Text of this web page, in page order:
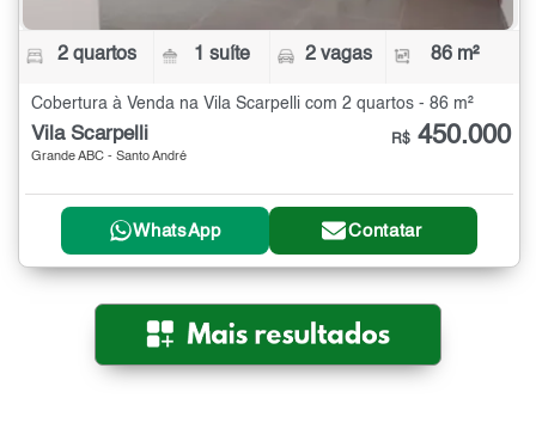
2 quartos 1 suíte 2 vagas 86 m²
Cobertura à Venda na Vila Scarpelli com 2 quartos - 86 m²
Vila Scarpelli
Grande ABC - Santo André
R$ 450.000
WhatsApp Contatar